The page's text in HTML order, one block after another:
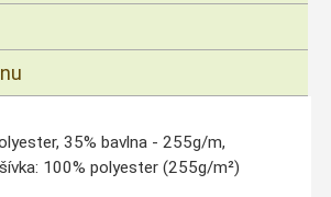
35% bavlna - 255g/m,
100% polyester (255g/m²)